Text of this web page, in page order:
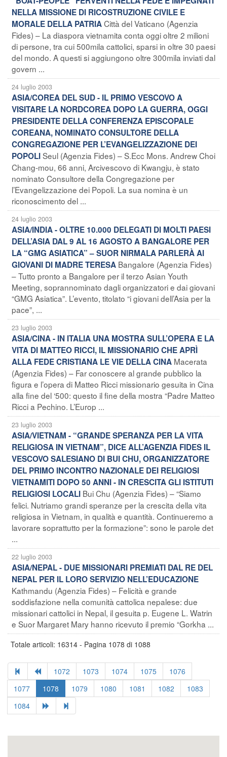
NELLA MISSIONE DI RICOSTRUZIONE CIVILE E
MORALE DELLA PATRIACittà del Vaticano (Agenzia
Fides) – La diaspora vietnamita conta oggi oltre 2 milioni
di persone, tra cui 500mila cattolici, sparsi in oltre 30 paesi
del mondo. A questi si aggiungono oltre 300mila inviati dal
govern ...
24 luglio 2003
ASIA/COREA DEL SUD - IL PRIMO VESCOVO A
VISITARE LA NORDCOREA DOPO LA GUERRA, OGGI
PRESIDENTE DELLA CONFERENZA EPISCOPALE
COREANA, NOMINATO CONSULTORE DELLA
CONGREGAZIONE PER L’EVANGELIZZAZIONE DEI
POPOLISeul (Agenzia Fides) – S.Ecc Mons. Andrew Choi
Chang-mou, 66 anni, Arcivescovo di Kwangju, è stato
nominato Consultore della Congregazione per
l’Evangelizzazione dei Popoli. La sua nomina è un
riconoscimento del ...
24 luglio 2003
ASIA/INDIA - OLTRE 10.000 DELEGATI DI MOLTI PAESI
DELL’ASIA DAL 9 AL 16 AGOSTO A BANGALORE PER
LA “GMG ASIATICA” – SUOR NIRMALA PARLERÀ AI
GIOVANI DI MADRE TERESA Bangalore (Agenzia Fides)
– Tutto pronto a Bangalore per il terzo Asian Youth
Meeting, soprannominato dagli organizzatori e dai giovani
“GMG Asiatica”. L’evento, titolato “i giovani dell’Asia per la
pace”, ...
23 luglio 2003
ASIA/CINA - IN ITALIA UNA MOSTRA SULL’OPERA E LA
VITA DI MATTEO RICCI, IL MISSIONARIO CHE APRÌ
ALLA FEDE CRISTIANA LE VIE DELLA CINA Macerata
(Agenzia Fides) – Far conoscere al grande pubblico la
figura e l’opera di Matteo Ricci missionario gesuita in Cina
alla fine del ‘500: questo il fine della mostra “Padre Matteo
Ricci a Pechino. L’Europ ...
23 luglio 2003
ASIA/VIETNAM - “GRANDE SPERANZA PER LA VITA
RELIGIOSA IN VIETNAM”, DICE ALL’AGENZIA FIDES IL
VESCOVO SALESIANO DI BUI CHU, ORGANIZZATORE
DEL PRIMO INCONTRO NAZIONALE DEI RELIGIOSI
VIETNAMITI DOPO 50 ANNI - IN CRESCITA GLI ISTITUTI
RELIGIOSI LOCALI Bui Chu (Agenzia Fides) – “Siamo
felici. Nutriamo grandi speranze per la crescita della vita
religiosa in Vietnam, in qualità e quantità. Continueremo a
lavorare soprattutto per la formazione”: sono le parole det
...
22 luglio 2003
ASIA/NEPAL - DUE MISSIONARI PREMIATI DAL RE DEL
NEPAL PER IL LORO SERVIZIO NELL’EDUCAZIONE
Kathmandu (Agenzia Fides) – Felicità e grande
soddisfazione nella comunità cattolica nepalese: due
missionari cattolici in Nepal, il gesuita p. Eugene L. Watrin
e Suor Margaret Mary hanno ricevuto il premio “Gorkha ...
Totale articoli: 16314 - Pagina 1078 di 1088
1072 1073 1074 1075
1076
1077
1078 1079 1080 1081 1082
1083
1084